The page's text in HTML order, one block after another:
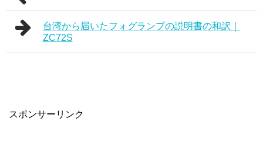
台湾から届いたフォグランプの説明書の和訳｜
ZC72S
スポンサーリンク